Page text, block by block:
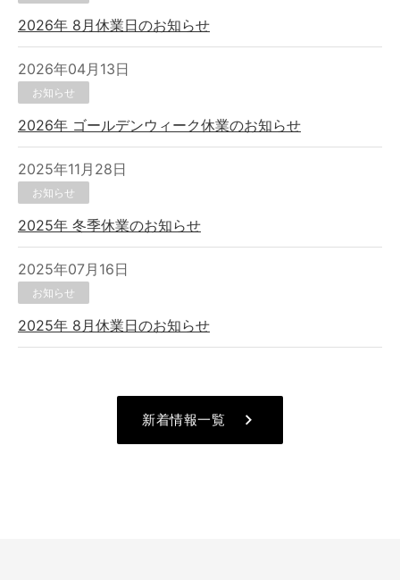
2026年 8月休業日のお知らせ
2026年04月13日
お知らせ
2026年 ゴールデンウィーク休業のお知らせ
2025年11月28日
お知らせ
2025年 冬季休業のお知らせ
2025年07月16日
お知らせ
2025年 8月休業日のお知らせ
keyboard_arrow_right
新着情報一覧